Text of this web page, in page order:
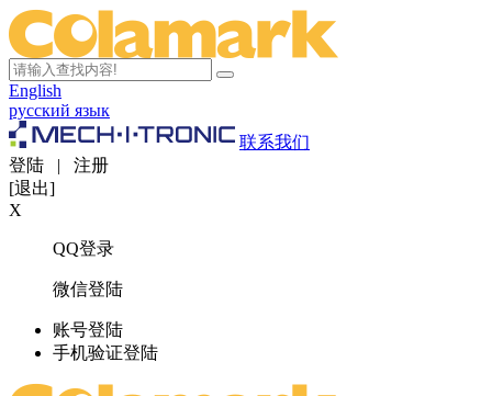
English
русский язык
联系我们
登陆 | 注册
[退出]
X
QQ登录
微信登陆
账号登陆
手机验证登陆